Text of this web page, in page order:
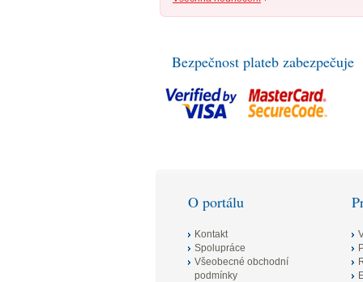
Bezpečnost plateb zabezpečuje
O portálu
Kontakt
Spolupráce
Všeobecné obchodní
podmínky